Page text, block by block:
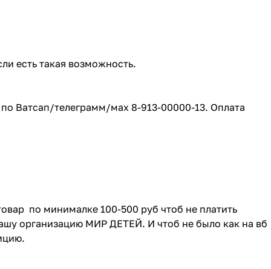
есть такая возможность.
Ватсап/телеграмм/мах 8-913-00000-13. Оплата
по минималке 100-500 руб чтоб не платить
организацию МИР ДЕТЕЙ. И чтоб не было как на вб